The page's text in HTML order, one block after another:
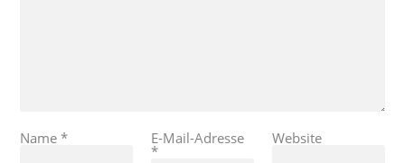
Name* E-Mail-Adresse
*
Website